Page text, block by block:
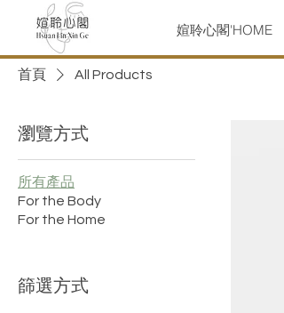
媗聆心閣'HOME
首頁 All Products
瀏覽方式
所有產品
For the Body
For the Home
篩選方式